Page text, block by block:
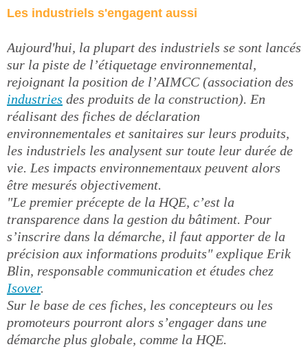
Les industriels s'engagent aussi
Aujourd'hui, la plupart des industriels se sont lancés
sur la piste de l’étiquetage environnemental,
rejoignant la position de l’AIMCC (association des
industries des produits de la construction). En
réalisant des fiches de déclaration
environnementales et sanitaires sur leurs produits,
les industriels les analysent sur toute leur durée de
vie. Les impacts environnementaux peuvent alors
être mesurés objectivement.
"Le premier précepte de la HQE, c’est la
transparence dans la gestion du bâtiment. Pour
s’inscrire dans la démarche, il faut apporter de la
précision aux informations produits" explique Erik
Blin, responsable communication et études chez
Isover.
Sur le base de ces fiches, les concepteurs ou les
promoteurs pourront alors s’engager dans une
démarche plus globale, comme la HQE.